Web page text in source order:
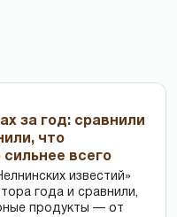
за год: сравнили
что
всего
известий»
года и сравнили,
продукты — от